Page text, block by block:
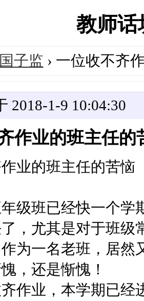
教师话
子监 › 一位收不齐
2018-1-9 10:04:30
作业的班主任的
业的班主任的苦恼
级班已经快一个学
，尤其是对于班级
为一名老班，居然
，还是惭愧！
作业，本学期已经